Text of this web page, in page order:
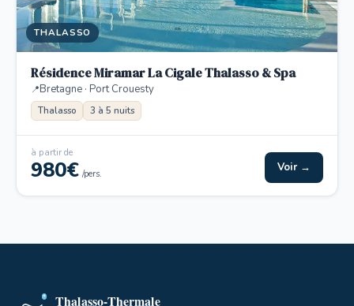
THALASSO
Résidence Miramar La Cigale Thalasso & Spa
Bretagne · Port Crouesty
Thalasso 3 à 5 nuits
à partir de
980€ /pers. Voir →